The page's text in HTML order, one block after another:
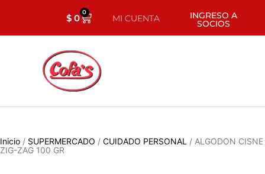
$0 0
MI CUENTA INGRESO A
SOCIOS
Inicio / SUPERMERCADO / CUIDADO PERSONAL / ALGODON CISNE
ZIG-ZAG 100 GR